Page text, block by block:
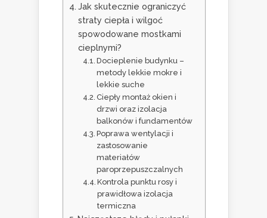
Jak skutecznie ograniczyć
straty ciepła i wilgoć
spowodowane mostkami
cieplnymi?
Docieplenie budynku –
metody lekkie mokre i
lekkie suche
Ciepły montaż okien i
drzwi oraz izolacja
balkonów i fundamentów
Poprawa wentylacji i
zastosowanie
materiałów
paroprzepuszczalnych
Kontrola punktu rosy i
prawidłowa izolacja
termiczna